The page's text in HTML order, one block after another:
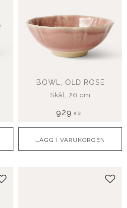
BOWL, OLD ROSE
Skål, 26 cm
929 KR
Lägg till i favoriter